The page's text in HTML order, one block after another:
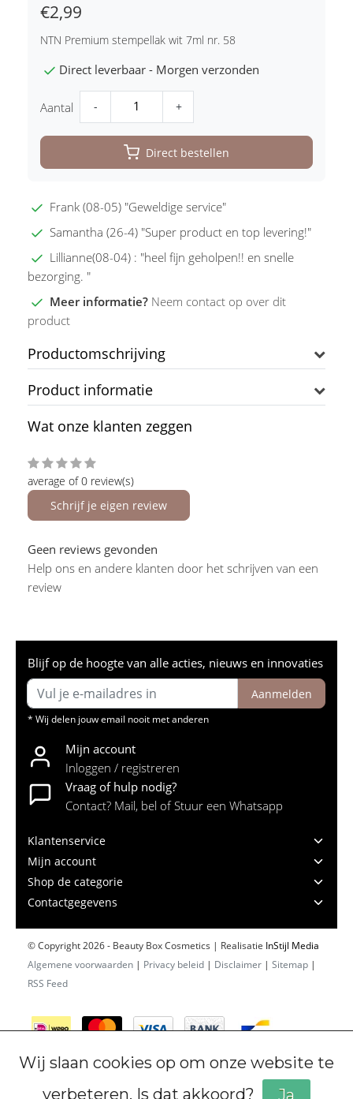
€2,99
NTN Premium stempellak wit 7ml nr. 58
Direct leverbaar - Morgen verzonden
Aantal - +
Direct bestellen
Frank (08-05) "Geweldige service"
Samantha (26-4) "Super product en top levering!"
Lillianne(08-04) : "heel fijn geholpen!! en snelle
bezorging. "
Meer informatie? Neem contact op over dit
product
Productomschrijving
Product informatie
Wat onze klanten zeggen
average of 0 review(s)
Schrijf je eigen review
Geen reviews gevonden
Help ons en andere klanten door het schrijven van een
review
Blijf op de hoogte van alle acties, nieuws en innovaties
Aanmelden
* Wij delen jouw email nooit met anderen
Mijn account
Inloggen / registreren
Vraag of hulp nodig?
Contact? Mail, bel of Stuur een Whatsapp
Klantenservice
Mijn account
Shop de categorie
Contactgegevens
© Copyright 2026 - Beauty Box Cosmetics | Realisatie InStijl Media
Algemene voorwaarden | Privacy beleid | Disclaimer | Sitemap |
RSS Feed
Wij slaan cookies op om onze website te
verbeteren. Is dat akkoord?